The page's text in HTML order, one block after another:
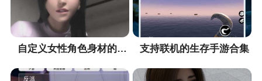
开动自己的商业头脑
3、在游戏中可以感受到打工带来的辛苦，玩家
可以体验到打工的过程，给玩家一个全新的认识，
在游戏中，玩家也可以通过其他方式，来让自己的
自定义女性角色身材的手游合集 支持联机的生存手游合集